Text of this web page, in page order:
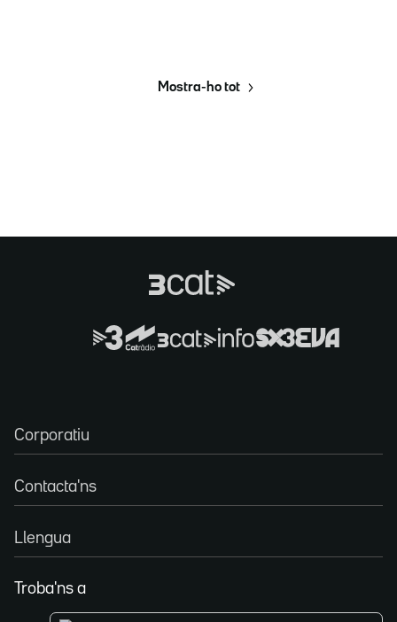
Mostra-ho tot
Corporatiu
Contacta'ns
Llengua
Troba'ns a